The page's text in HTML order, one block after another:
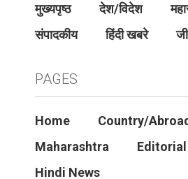
मुख्यपृष्ठ देश/विदेश
संपादकीय
हिंदी खबरे
PAGES
Home
Country/Abroad
Maharashtra
Editorial
Hindi News